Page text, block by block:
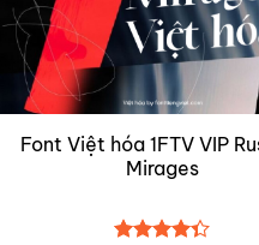
Font Việt hóa 1FTV VIP
Mirages